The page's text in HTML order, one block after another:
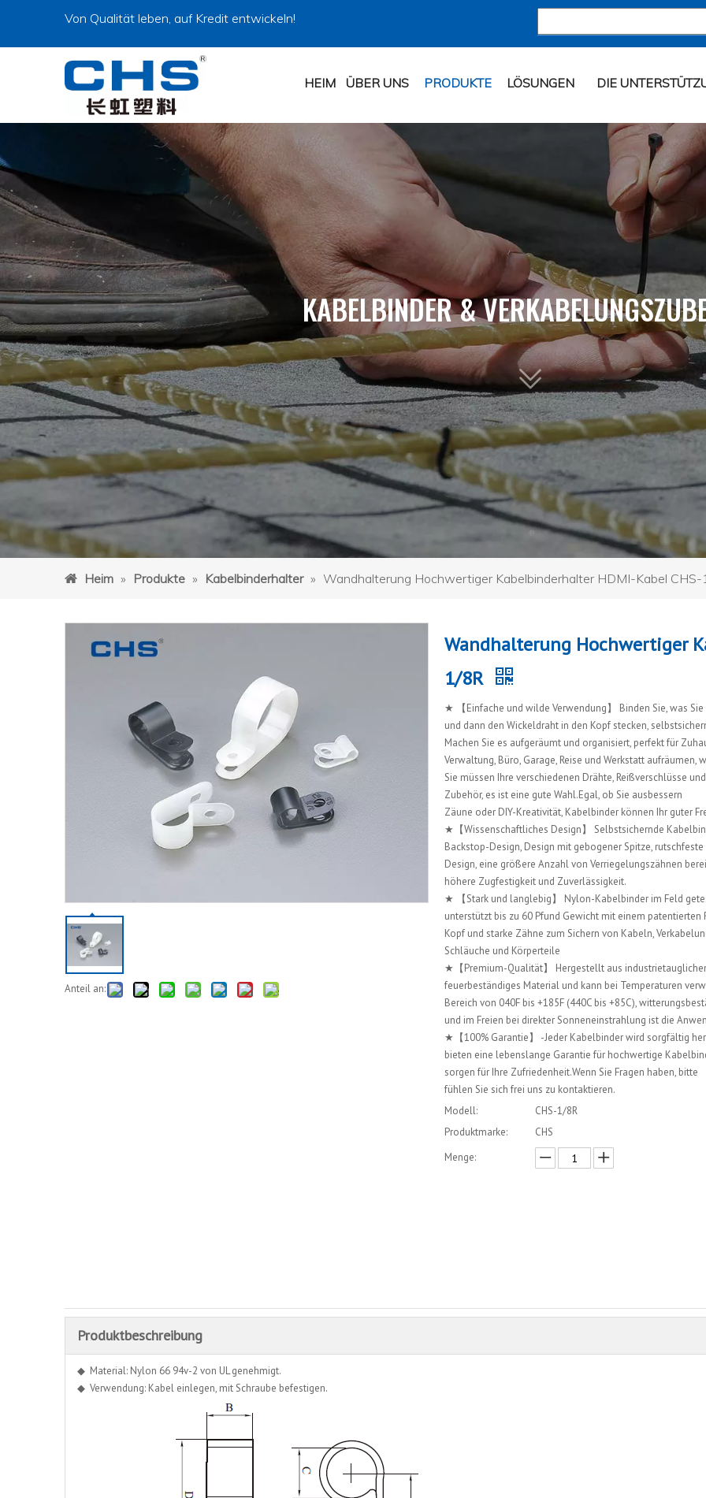
Von Qualität leben, auf Kredit entwickeln!
HEIM ÜBER UNS PRODUKTE LÖSUNGEN DIE
KABELBINDER &
Heim » Produkte » Kabelbinderhalter » Wandhalterung Hochwertiger Kabelbinderhalter HDMI-Kabel CHS-
Anteil an:
Wandhalterung Hochwertiger
1/8R
★ 【Einfache und wilde Verwendung】 Binden Sie, was
und dann den Wickeldraht in den Kopf stecken,
Machen Sie es aufgeräumt und organisiert, perfekt für
Verwaltung, Büro, Garage, Reise und Werkstatt aufräumen,
Sie müssen Ihre verschiedenen Drähte, Reißverschlüsse
Zubehör, es ist eine gute Wahl.Egal, ob Sie ausbessern
Zäune oder DIY-Kreativität, Kabelbinder können Ihr guter
★【Wissenschaftliches Design】 Selbstsichernde
Backstop-Design, Design mit gebogener Spitze, rutschfeste
Design, eine größere Anzahl von Verriegelungszähnen
höhere Zugfestigkeit und Zuverlässigkeit.
★ 【Stark und langlebig】 Nylon-Kabelbinder im Feld
unterstützt bis zu 60 Pfund Gewicht mit einem patentierten
Kopf und starke Zähne zum Sichern von Kabeln,
Schläuche und Körperteile
★【Premium-Qualität】 Hergestellt aus
feuerbeständiges Material und kann bei Temperaturen
Bereich von 040F bis +185F (440C bis +85C),
und im Freien bei direkter Sonneneinstrahlung ist die
★【100% Garantie】 -Jeder Kabelbinder wird sorgfältig
bieten eine lebenslange Garantie für hochwertige
sorgen für Ihre Zufriedenheit.Wenn Sie Fragen haben, bitte
fühlen Sie sich frei uns zu kontaktieren.
Modell:
CHS-1/8R
Produktmarke:
CHS
Menge:
Produktbeschreibung
◆ Material: Nylon 66 94v-2 von UL genehmigt.
◆ Verwendung: Kabel einlegen, mit Schraube befestigen.